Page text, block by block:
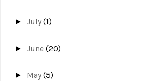
►July(1)
►June(20)
► May(5)